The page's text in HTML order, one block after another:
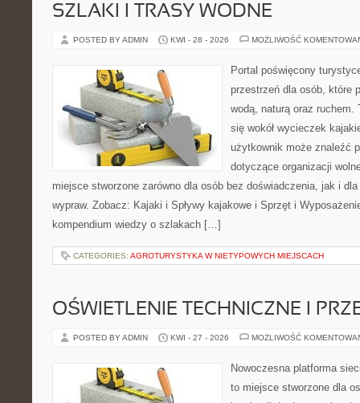
SZLAKI I TRASY WODNE
POSTED BY ADMIN KWI - 28 - 2026 MOŻLIWOŚĆ
Portal poświęcony
przestrzeń dla osób, które
wodą, naturą oraz ruchem.
się wokół wycieczek
użytkownik może znaleźć
dotyczące organizacji
miejsce stworzone zarówno dla osób bez doświadczenia, jak i dla
wypraw. Zobacz: Kajaki i Spływy kajakowe i Sprzęt i
kompendium wiedzy o szlakach […]
CATEGORIES: AGROTURYSTYKA W NIETYPOWYCH MIEJSCACH
OŚWIETLENIE TECHNICZNE I
POSTED BY ADMIN KWI - 27 - 2026 MOŻLIWOŚĆ
Nowoczesna platforma
to miejsce stworzone dla